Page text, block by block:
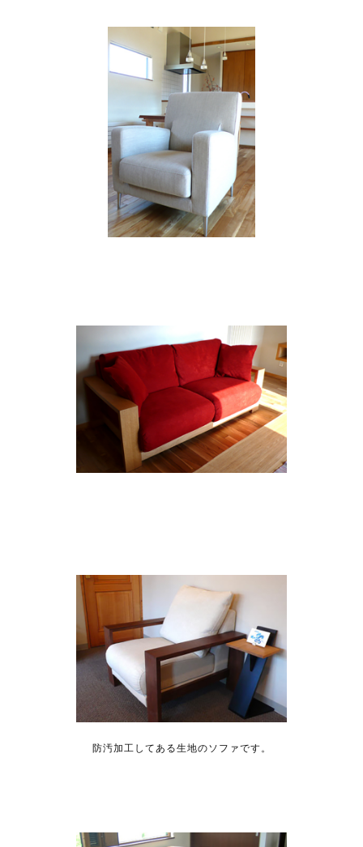
防汚加工してある生地のソファです。